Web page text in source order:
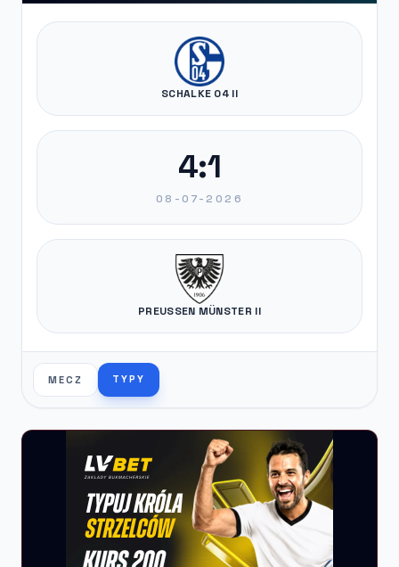
SCHALKE 04 II
4:1
08-07-2026
PREUSSEN MÜNSTER II
MECZ TYPY